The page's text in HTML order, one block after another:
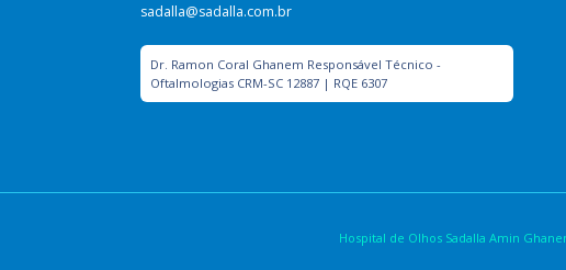
sadalla@sadalla.com.br
Dr. Ramon Coral Ghanem Responsável Técnico -
Oftalmologias CRM-SC 12887 | RQE 6307
Hospital de Olhos Sadalla Amin